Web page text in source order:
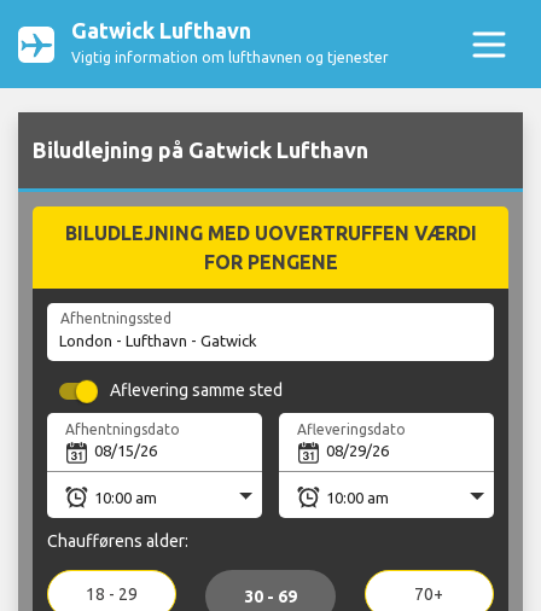
Gatwick Lufthavn
Vigtig information om lufthavnen og tjenester
Biludlejning på Gatwick Lufthavn
BILUDLEJNING MED UOVERTRUFFEN VÆRDI
FOR PENGENE
Afhentningssted
Aflevering samme sted
Afhentningsdato Afleveringsdato
Chaufførens alder:
18 - 29 30 - 69 70+